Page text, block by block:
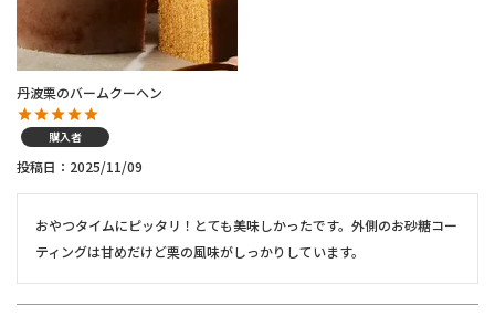
丹波栗のバームクーヘン
購入者
投稿日 2025/11/09
おやつタイムにピッタリ！とても美味しかったです。外側のお砂糖コー
ティングは甘めだけど栗の風味がしっかりしています。